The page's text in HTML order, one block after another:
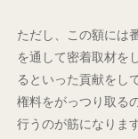
ただし、この額には
を通して密着取材を
るといった貢献をし
権料をがっつり取る
行うのが筋になります